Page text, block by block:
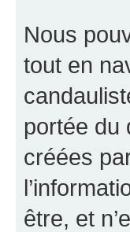
Nous
tout en
portée du
créées
être, et